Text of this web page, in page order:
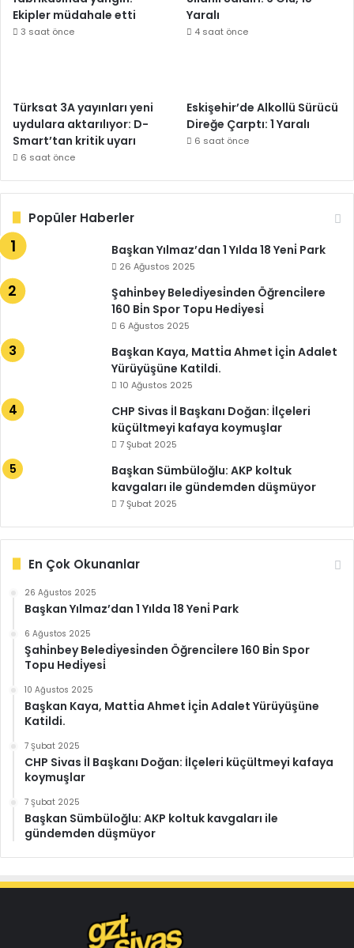
Ekipler müdahale etti
3 saat önce
Yaralı
4 saat önce
Türksat 3A yayınları yeni
uydulara aktarılıyor: D-
Smart’tan kritik uyarı
6 saat önce
Eskişehir’de Alkollü Sürücü
Direğe Çarptı: 1 Yaralı
6 saat önce
Popüler Haberler
Başkan Yılmaz’dan 1 Yılda 18 Yeni̇ Park
26 Ağustos 2025
Şahi̇nbey Beledi̇yesi̇nden Öğrenci̇lere
160 Bi̇n Spor Topu Hedi̇yesi̇
6 Ağustos 2025
Başkan Kaya, Matti̇a Ahmet İçi̇n Adalet
Yürüyüşüne Katildi.
10 Ağustos 2025
CHP Sivas İl Başkanı Doğan: İlçeleri
küçültmeyi kafaya koymuşlar
7 Şubat 2025
Başkan Sümbüloğlu: AKP koltuk
kavgaları ile gündemden düşmüyor
7 Şubat 2025
En Çok Okunanlar
26 Ağustos 2025
Başkan Yılmaz’dan 1 Yılda 18 Yeni̇ Park
6 Ağustos 2025
Şahi̇nbey Beledi̇yesi̇nden Öğrenci̇lere 160 Bi̇n Spor
Topu Hedi̇yesi̇
10 Ağustos 2025
Başkan Kaya, Matti̇a Ahmet İçi̇n Adalet Yürüyüşüne
Katildi.
7 Şubat 2025
CHP Sivas İl Başkanı Doğan: İlçeleri küçültmeyi kafaya
koymuşlar
7 Şubat 2025
Başkan Sümbüloğlu: AKP koltuk kavgaları ile
gündemden düşmüyor